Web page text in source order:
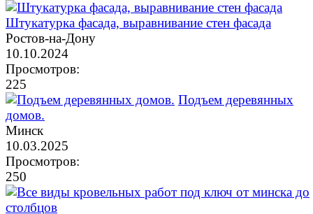
Штукатурка фасада, выравнивание стен фасада
Ростов-на-Дону
10.10.2024
Просмотров:
225
Подъем деревянных
домов.
Минск
10.03.2025
Просмотров:
250